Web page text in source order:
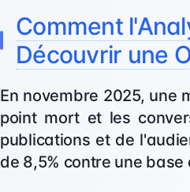
Comment
Découvrir une
En novembre 2025, une
point mort et les
publications et de
de 8,5% contre une